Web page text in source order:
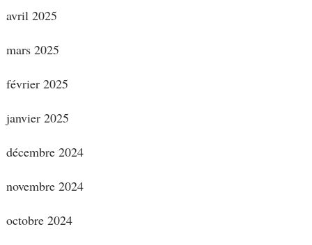
avril 2025
mars 2025
février 2025
janvier 2025
décembre 2024
novembre 2024
octobre 2024